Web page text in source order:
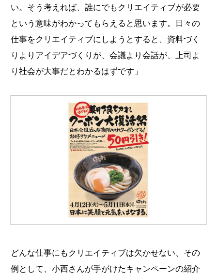
い。そう考えれば、誰にでもクリエイティブが必要
という意味がわかってもらえると思います。日々の
仕事をクリエイティブにしようとすると、資料づく
りよりアイデアづくりが、会議より会話が、上司よ
り社会が大事だとわかるはずです」
どんな仕事にもクリエイティブは欠かせない、その
例として、小西さんが手がけたキャンペーンの紹介